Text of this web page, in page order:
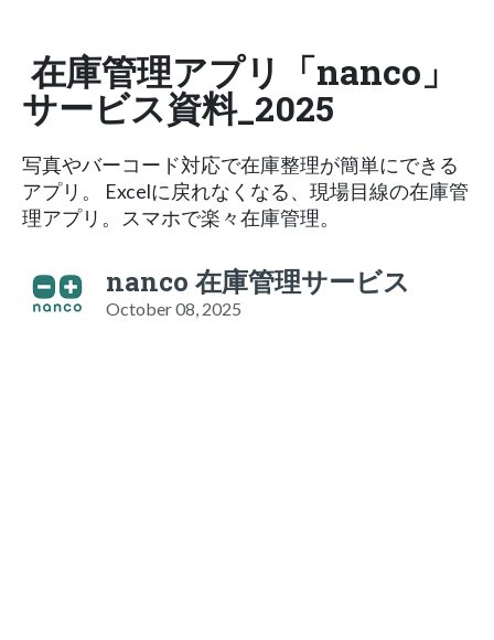
在庫管理アプリ「nanco」
サービス資料_2025
写真やバーコード対応で在庫整理が簡単にできる
アプリ。 Excelに戻れなくなる、現場目線の在庫管
理アプリ。スマホで楽々在庫管理。
nanco 在庫管理サービス
October 08, 2025